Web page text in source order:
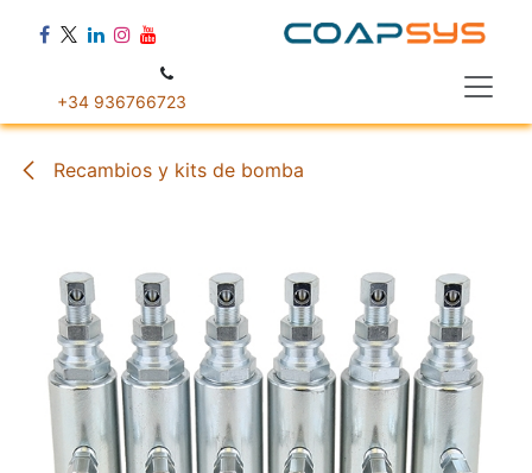
+34 936766723
Recambios y kits de bomba